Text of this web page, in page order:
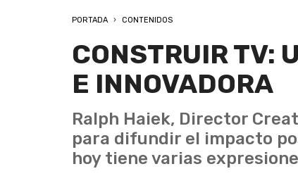
PORTADA CONTENIDOS
CONSTRUIR TV:
E INNOVADORA
Ralph Haiek, Director
para difundir el impacto
hoy tiene varias